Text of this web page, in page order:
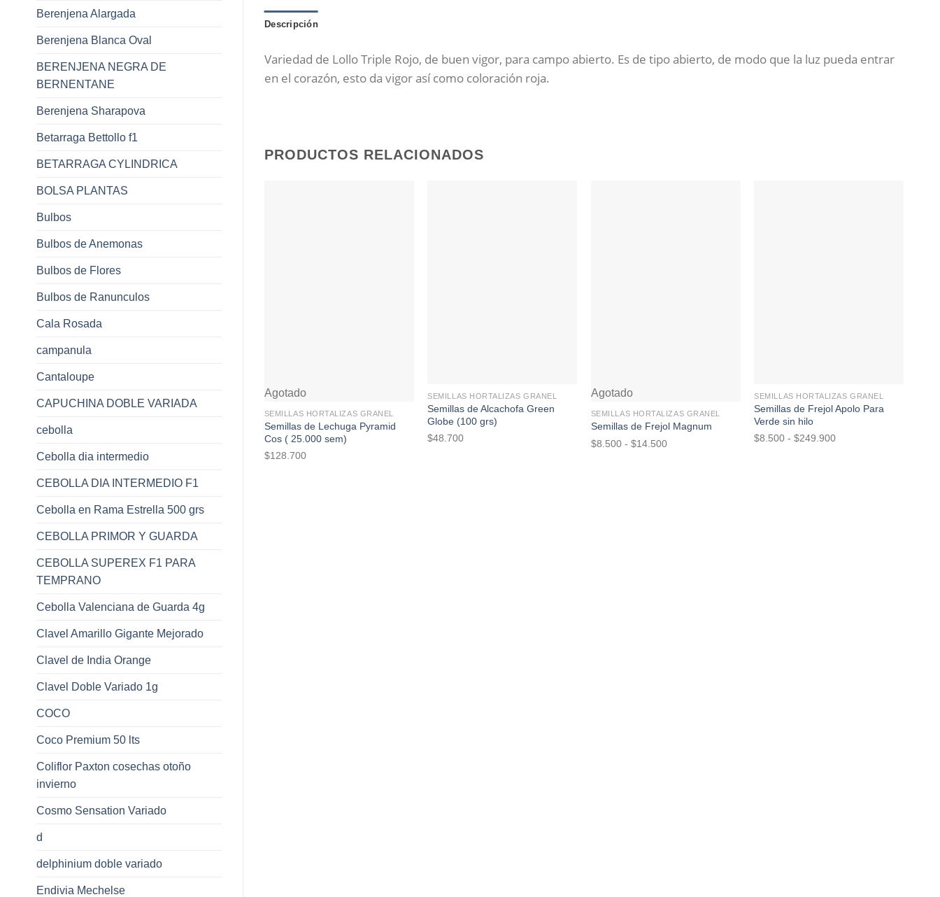
Berenjena Alargada
Berenjena Blanca Oval
BERENJENA NEGRA DE
BERNENTANE
Berenjena Sharapova
Betarraga Bettollo f1
BETARRAGA CYLINDRICA
BOLSA PLANTAS
Bulbos
Bulbos de Anemonas
Bulbos de Flores
Bulbos de Ranunculos
Cala Rosada
campanula
Cantaloupe
CAPUCHINA DOBLE VARIADA
cebolla
Cebolla dia intermedio
CEBOLLA DIA INTERMEDIO F1
Cebolla en Rama Estrella 500 grs
CEBOLLA PRIMOR Y GUARDA
CEBOLLA SUPEREX F1 PARA
TEMPRANO
Cebolla Valenciana de Guarda 4g
Clavel Amarillo Gigante Mejorado
Clavel de India Orange
Clavel Doble Variado 1g
COCO
Coco Premium 50 lts
Coliflor Paxton cosechas otoño
invierno
Cosmo Sensation Variado
d
delphinium doble variado
Endivia Mechelse
Descripción
Variedad de Lollo Triple Rojo, de buen vigor, para campo abierto. Es de tipo abierto, de modo que la luz pueda entrar
en el corazón, esto da vigor así como coloración roja.
PRODUCTOS RELACIONADOS
+
Agotado
SEMILLAS HORTALIZAS GRANEL
Semillas de Lechuga Pyramid
Cos ( 25.000 sem)
$128.700
SEMILLAS HORTALIZAS GRANEL
Semillas de Alcachofa Green
Globe (100 grs)
$48.700
+
Agotado
SEMILLAS HORTALIZAS GRANEL
Semillas de Frejol Magnum
$8.500 - $14.500Rango
SEMILLAS HORTALIZAS GRANEL
Semillas de Frejol Apolo Para
Verde sin hilo
$8.500 - $249.900Rango